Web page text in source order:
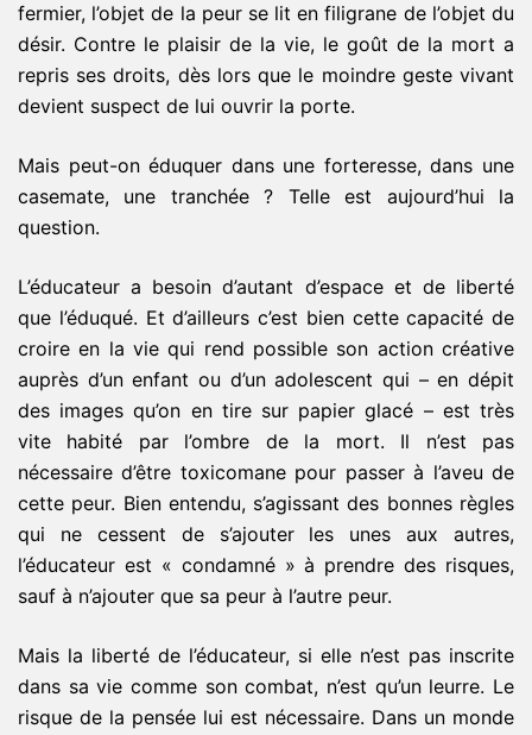
fermier, l’objet de la peur se lit en filigrane de l’objet du
désir. Contre le plaisir de la vie, le goût de la mort a
repris ses droits, dès lors que le moindre geste vivant
devient suspect de lui ouvrir la porte.
Mais peut-on éduquer dans une forteresse, dans une
casemate, une tranchée ? Telle est aujourd’hui la
question.
L’éducateur a besoin d’autant d’espace et de liberté
que l’éduqué. Et d’ailleurs c’est bien cette capacité de
croire en la vie qui rend possible son action créative
auprès d’un enfant ou d’un adolescent qui – en dépit
des images qu’on en tire sur papier glacé – est très
vite habité par l’ombre de la mort. Il n’est pas
nécessaire d’être toxicomane pour passer à l’aveu de
cette peur. Bien entendu, s’agissant des bonnes règles
qui ne cessent de s’ajouter les unes aux autres,
l’éducateur est « condamné » à prendre des risques,
sauf à n’ajouter que sa peur à l’autre peur.
Mais la liberté de l’éducateur, si elle n’est pas inscrite
dans sa vie comme son combat, n’est qu’un leurre. Le
risque de la pensée lui est nécessaire. Dans un monde